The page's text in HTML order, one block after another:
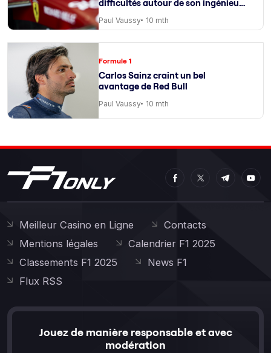
difficultés autour de son ingénieur
Paul Vaussy 10 mth
Formule 1
Carlos Sainz craint un bel
avantage de Red Bull
Paul Vaussy 10 mth
Meilleur Casino en Ligne
Contacts
Mentions légales
Calendrier F1 2025
Classements F1 2025
News F1
Flux RSS
Jouez de manière responsable et avec
modération